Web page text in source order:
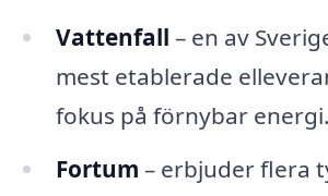
Vattenfall – en av
mest etablerade
fokus på förnybar energi.
Fortum – erbjuder flera